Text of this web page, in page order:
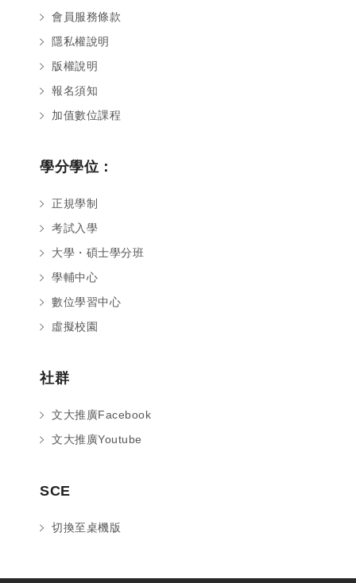
會員服務條款
隱私權說明
版權說明
報名須知
加值數位課程
學分學位：
正規學制
考試入學
大學・碩士學分班
學輔中心
數位學習中心
虛擬校園
社群
文大推廣Facebook
文大推廣Youtube
SCE
切換至桌機版